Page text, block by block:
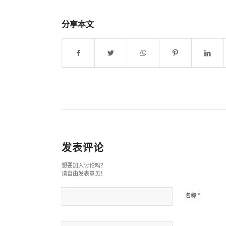
分享本文
发表评论
想要加入讨论吗？
请自由发表意见！
名称 *